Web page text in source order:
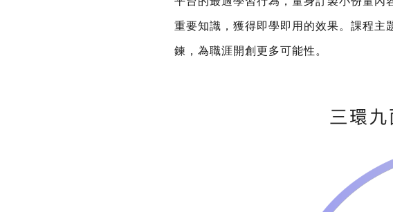
重要知識，獲得即學即用的效果。課程主
鍊，為職涯開創更多可能性。